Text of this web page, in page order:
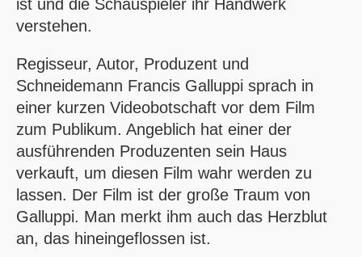
ist und die Schauspieler ihr Handwerk
verstehen.
Regisseur, Autor, Produzent und
Schneidemann Francis Galluppi sprach in
einer kurzen Videobotschaft vor dem Film
zum Publikum. Angeblich hat einer der
ausführenden Produzenten sein Haus
verkauft, um diesen Film wahr werden zu
lassen. Der Film ist der große Traum von
Galluppi. Man merkt ihm auch das Herzblut
an, das hineingeflossen ist.